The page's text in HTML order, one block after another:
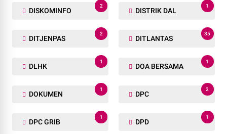
DISKOMINFO
2
DISTRIK DAL
1
DITJENPAS
2
DITLANTAS
35
DLHK
1
DOA BERSAMA
1
DOKUMEN
1
DPC
2
DPC GRIB
1
DPD
1